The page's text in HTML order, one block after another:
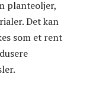
planteoljer,
Det kan
som et rent